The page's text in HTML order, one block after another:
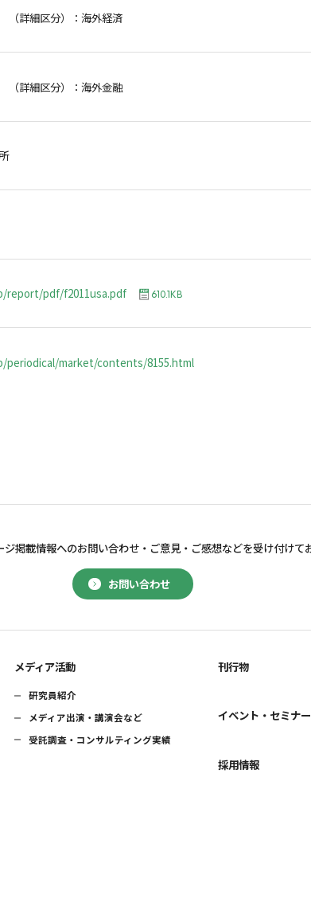
詳細区分）：海外経済
詳細区分）：海外金融
所
report/pdf/f2011usa.pdf 610.1KB
periodical/market/contents/8155.html
お問い合わせ
ジ掲載情報へのお問い合わせ・ ご意見・ご感想などを受け付けて
メディア活動
研究員紹介
メディア出演・講演会など
受託調査・コンサルティング実績
刊行物
イベント・セミナー
採用情報